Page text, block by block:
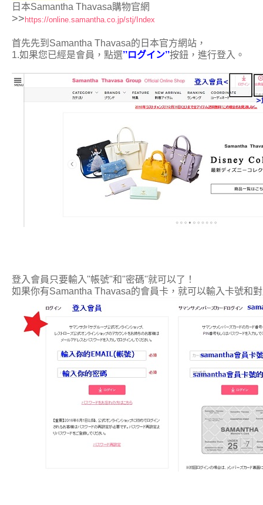
日本Samantha Thavasa購物官網
>> https://online.samantha.co.jp/stj/Index
首先先到 Samantha Thavasa的日本官方網站，
1.如果您已經是會員，點選’’ログイン’’按鈕，進行登入。
登入會員只要輸入''帳號''和''密碼''就可以了！
如果你有Samantha Thavasa的會員卡，就可以輸入卡號和